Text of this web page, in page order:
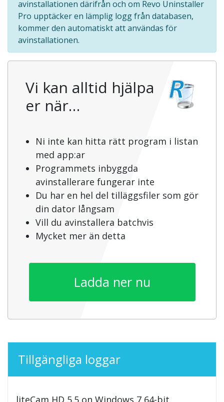
avinstallationen därifrån och om Revo Uninstaller
Pro upptäcker en lämplig logg från databasen,
kommer den automatiskt att användas för
avinstallationen.
Vi kan alltid hjälpa
er när…
Ni inte kan hitta rätt program i listan
med app:ar
Programmets inbyggda
avinstallerare fungerar inte
Du har en hel del tilläggsfiler som gör
din dator långsam
Vill du avinstallera batchvis
Mycket mer än detta
Ladda ner nu
Tillgängliga loggar
liteCam HD 5.5 on Windows 7 64-bit